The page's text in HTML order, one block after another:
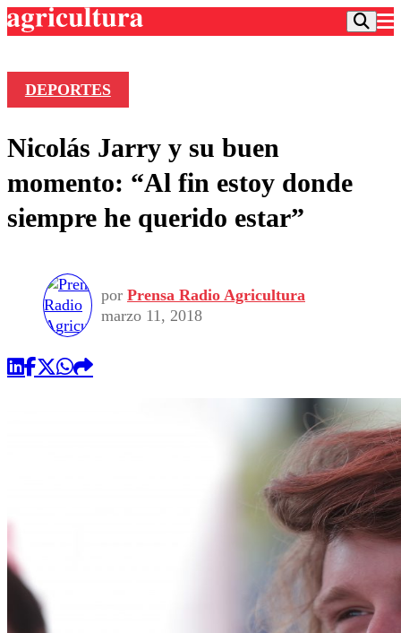
Frecuencias
Agricultura TV
Deportes
Colo Colo
Seleccion Chilena
Torneo Internacional
Entretención
Economía
Internacional
Publicaciones en medios
Opinión
DEPORTES
Nicolás Jarry y su buen
momento: “Al fin estoy donde
siempre he querido estar”
por Prensa Radio Agricultura
marzo 11, 2018